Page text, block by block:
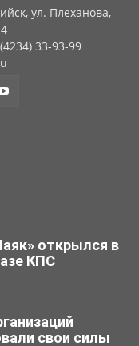
ул. Плеханова,
33-93-99
открылся в
КПС
свои силы